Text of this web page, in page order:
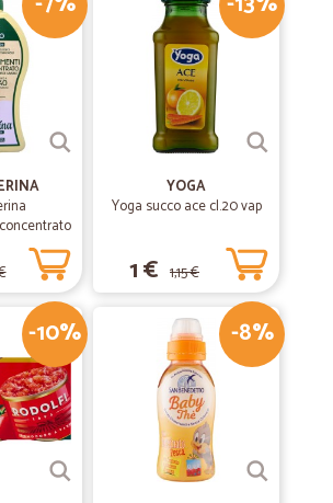
YOGA
Yoga succo ace cl.20 vap
1 € 1,15 €
-10% -8%